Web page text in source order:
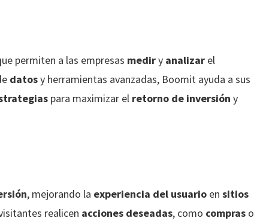
permiten a las empresas mediry analizar el
datosy herramientas avanzadas, Boomit ayuda a sus
para maximizar el retorno de inversión y
, mejorando la experiencia del usuario en sitios
realicen acciones deseadas, como compras o